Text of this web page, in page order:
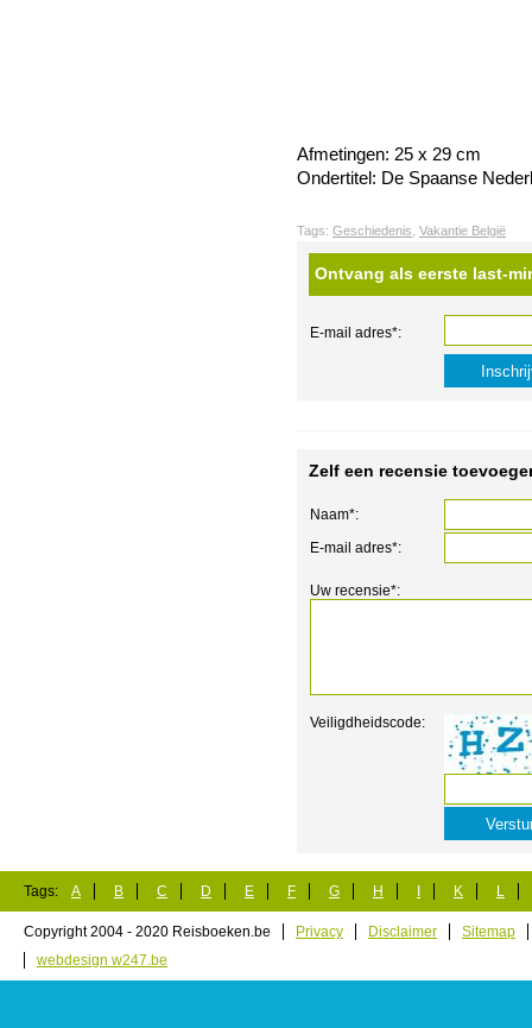
Afmetingen: 25 x 29 cm
Ondertitel: De Spaanse
Tags: Geschiedenis Vakantie België
Ontvang als eerste last-
E-mail adres*:
Zelf een recensie
Naam*:
E-mail adres*:
Uw recensie*:
Veiligdheidscode:
Tags: A B C D E F G H K L
Copyright 2004 - 2020 Reisboeken.be Privacy Disclaimer
Sitemap
webdesign w247.be